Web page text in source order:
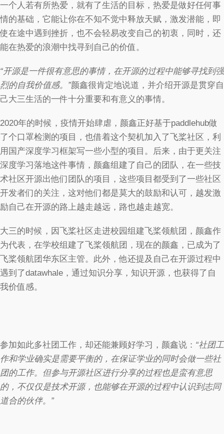
一个人若有所热爱，就有了生活的目标，热爱是做好任何事
情的基础，它能让你在不知不觉中释放天赋，激发潜能，即
使在途中遇到挫折，也不会轻易改变自己的初衷，同时，还
能在热爱的浪潮中找寻到自己的价值。
“开源是一件很有意思的事情，在开源的过程中能够寻找到强
烈的自我价值感。”颜鑫很肯定地说道，并介绍开源是贯穿自
己大三生活的一件十分重要和有意义的事情。
2020年的时候，疫情开始肆虐，颜鑫正好基于paddlehub做
了个口罩检测的项目，也借着这个契机加入了飞桨社区，利
用国产深度学习框架写一些小型的项目。后来，由于更关注
深度学习落地这件事情，颜鑫组建了自己的团队，在一些技
术社区开源出他们团队的项目，这些项目都受到了一些社区
开发者们的关注，这对他们都是莫大的鼓励和认可，越发激
励自己在开源的路上越走越远，路也越走越宽。
大三的时候，因飞桨社区走进校园组建飞桨领航团，颜鑫作
为代表，在学校组建了飞桨领航团，现在的颜鑫，已成为了
飞桨领航团华东区主管。此外，他还提及自己在开源过程中
遇到了datawhale，通过知识分享，知识开源，也获得了自
我价值感。
参加如此多社团工作，却还能兼顾好学习，颜鑫说： “社团工
作和学业确实是需要平衡的，在保证学业的同时会做一些社
团的工作。但参与开源社区进行分享的过程也是蛮有意思
的，不仅仅是技术开源，也能够在开源的过程中认识到志同
道合的伙伴。”